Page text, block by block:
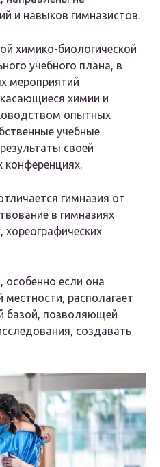
и навыков гимназистов.
химико-биологической
учебного плана, в
мероприятий
касающиеся химии и
опытных
учебные
своей
конференциях.
гимназия от
в гимназиях
хореографических
если она
местности, располагает
базой, позволяющей
создавать